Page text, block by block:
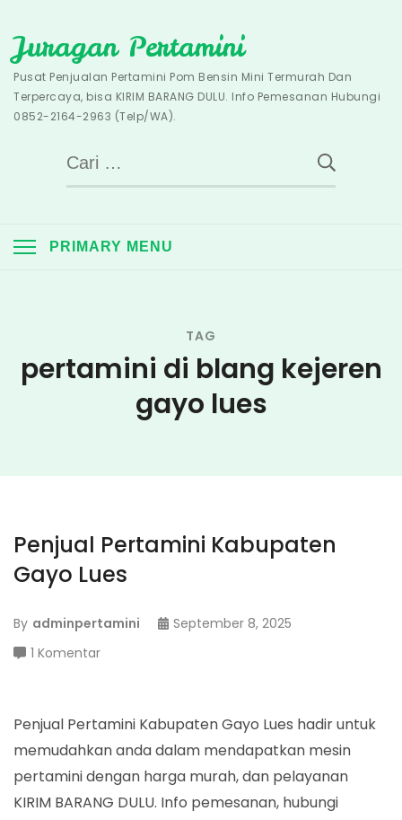
to
content
Juragan Pertamini
Pusat Penjualan Pertamini Pom Bensin Mini Termurah Dan
Terpercaya, bisa KIRIM BARANG DULU. Info Pemesanan Hubungi
0852-2164-2963 (Telp/WA).
Cari
untuk:
PRIMARY MENU
TAG
pertamini di blang kejeren
gayo lues
Penjual Pertamini Kabupaten
Gayo Lues
By adminpertamini
September 8, 2025
1 Komentarpada
Kabupaten
Gayo
Lues
Penjual Pertamini Kabupaten Gayo Lues hadir untuk
memudahkan anda dalam mendapatkan mesin
pertamini dengan harga murah, dan pelayanan
KIRIM BARANG DULU. Info pemesanan, hubungi